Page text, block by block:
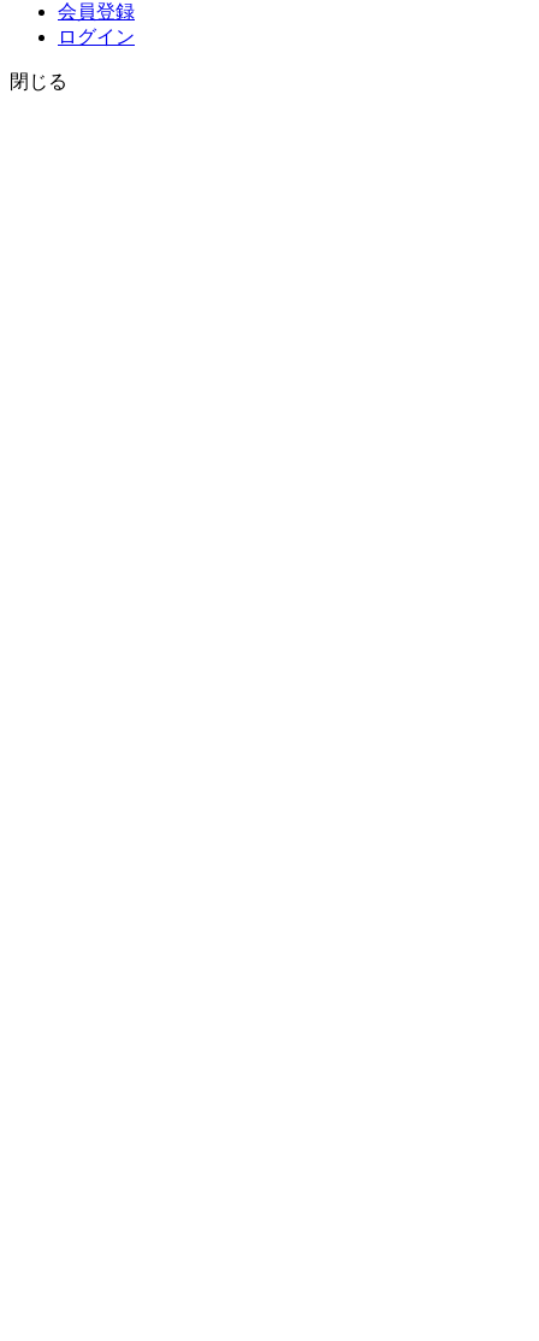
会員登録
ログイン
閉じる